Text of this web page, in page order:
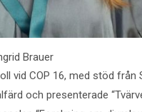
Brauer
vid COP 16, med stöd
och presenterade